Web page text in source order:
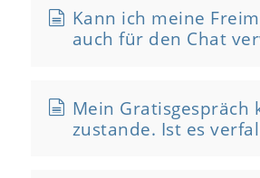
Kann ich meine
auch für den Chat
Mein Gratisgespräch
zustande. Ist es